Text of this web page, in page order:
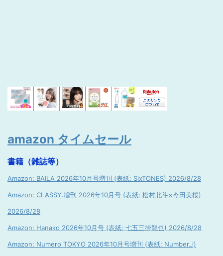
amazon タイムセール
書籍（雑誌等）
Amazon: BAILA 2026年10月号増刊 (表紙: SixTONES) 2026/8/28
Amazon: CLASSY.増刊 2026年10月号 (表紙: 松村北斗×今田美桜)
2026/8/28
Amazon: Hanako 2026年10月号 (表紙: 七五三掛龍也) 2026/8/28
Amazon: Numero TOKYO 2026年10月号増刊 (表紙: Number_i)